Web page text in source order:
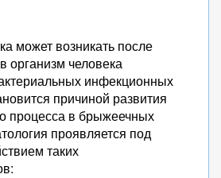
может возникать после
организм человека
инфекционных
причиной развития
процесса в брыжеечных
проявляется под
таких